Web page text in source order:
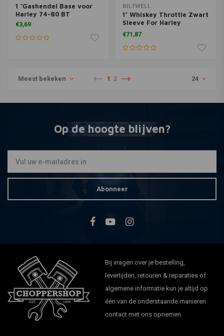
1 "Gashendel Base voor
Harley 74-80 BT
€3,69
BILTWELL
1" Whiskey Throttle Zwart
Sleeve For Harley
Davidson 74-20 (excl.
Street)
€71,87
Meest bekeken 1 2 24
Op de hoogte blijven?
Abonneer
Bij vragen over je bestelling,
levertijden, retouren & reparaties of
algemene informatie kun je altijd op
één van de onderstaande manieren
contact met ons opnemen.